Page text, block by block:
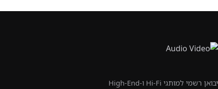
יבואן רשמי למותגי Hi-Fi ו-High-End